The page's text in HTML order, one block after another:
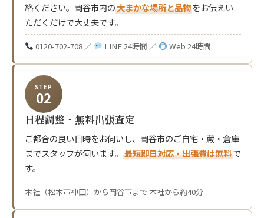
絡ください。岡谷市内の大まかな場所と品物をお伝えい
ただくだけで大丈夫です。
0120-702-708 ／ LINE 24時間 ／ Web 24時間
STEP
02
日程調整・無料出張査定
ご都合の良い日時をお伺いし、岡谷市のご自宅・蔵・倉庫
までスタッフが伺います。 最短即日対応・出張費は無料で
す。
本社（松本市神田）から岡谷市まで 本社から約40分